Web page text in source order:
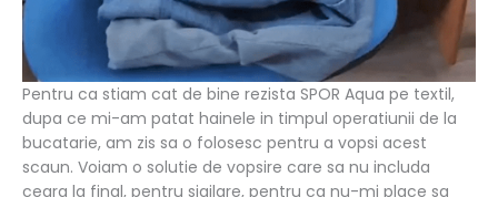
Pentru ca stiam cat de bine rezista SPOR Aqua pe textil,
dupa ce mi-am patat hainele in timpul operatiunii de la
bucatarie, am zis sa o folosesc pentru a vopsi acest
scaun. Voiam o solutie de vopsire care sa nu includa
ceara la final, pentru sigilare, pentru ca nu-mi place sa